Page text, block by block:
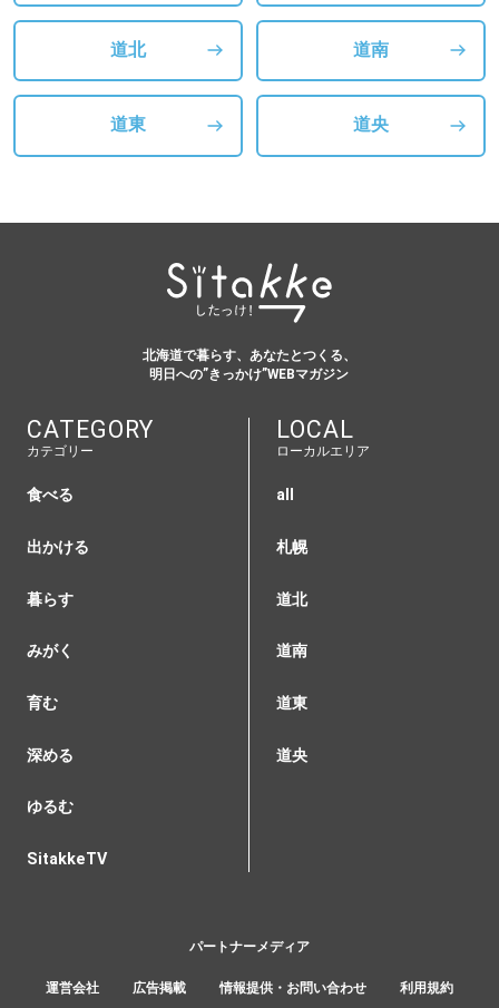
道北 道南
道東 道央
北海道で暮らす、あなたとつくる、
明日への”きっかけ”WEBマガジン
CATEGORY
カテゴリー
食べる
出かける
暮らす
みがく
育む
深める
ゆるむ
SitakkeTV
LOCAL
ローカルエリア
all
札幌
道北
道南
道東
道央
運営会社 広告掲載 情報提供・お問い合わせ 利用規約
パートナーメディア